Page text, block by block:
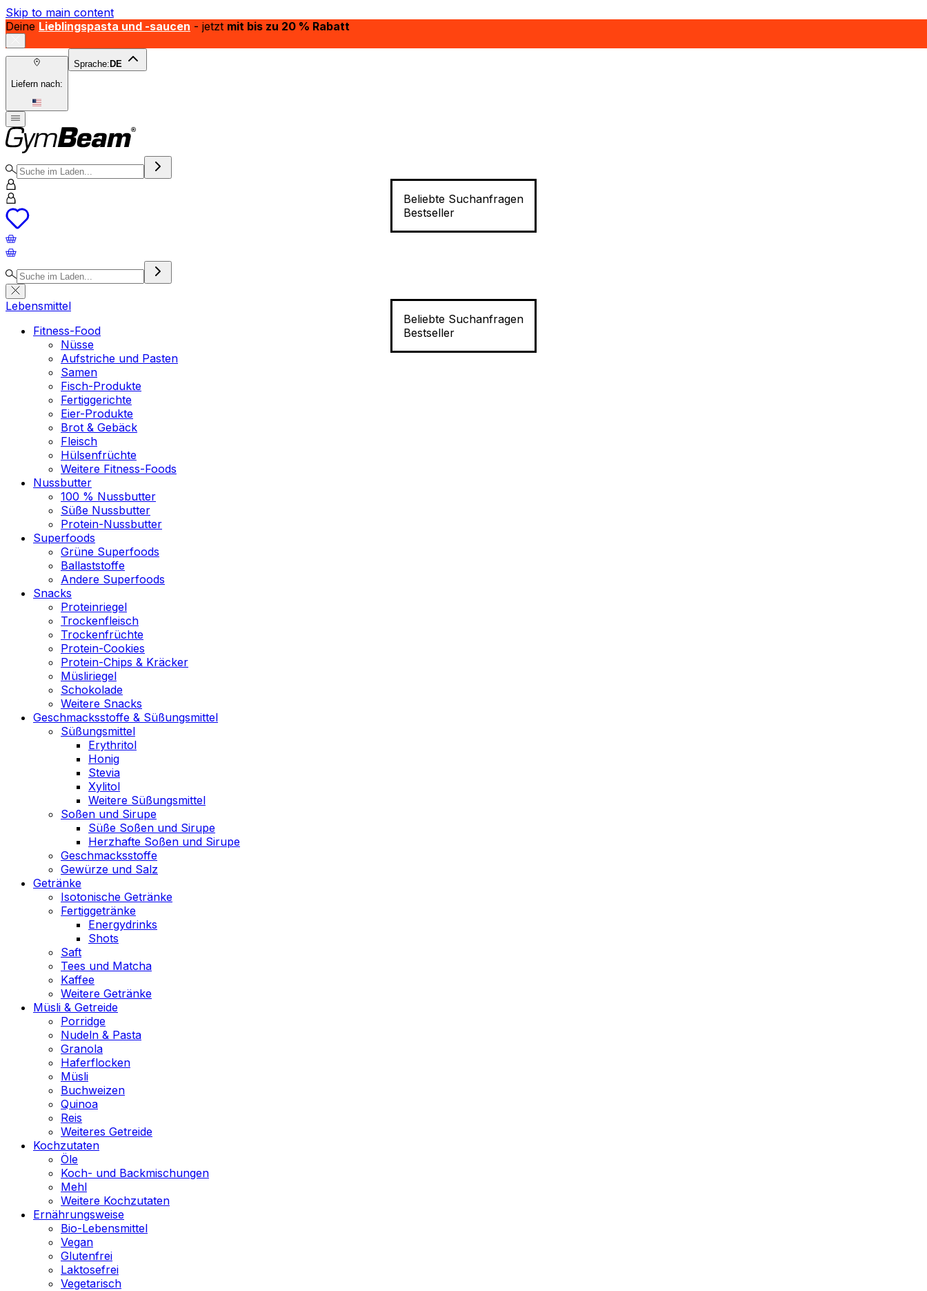
Skip to main content
Deine Lieblingspasta und -saucen - jetzt mit bis zu 20 % Rabatt
Liefern nach:
Sprache: DE
Beliebte Suchanfragen
Bestseller
Beliebte Suchanfragen
Bestseller
Lebensmittel
Fitness-Food
Nüsse
Aufstriche und Pasten
Samen
Fisch-Produkte
Fertiggerichte
Eier-Produkte
Brot & Gebäck
Fleisch
Hülsenfrüchte
Weitere Fitness-Foods
Nussbutter
100 % Nussbutter
Süße Nussbutter
Protein-Nussbutter
Superfoods
Grüne Superfoods
Ballaststoffe
Andere Superfoods
Snacks
Proteinriegel
Trockenfleisch
Trockenfrüchte
Protein-Cookies
Protein-Chips & Kräcker
Müsliriegel
Schokolade
Weitere Snacks
Geschmacksstoffe & Süßungsmittel
Süßungsmittel
Erythritol
Honig
Stevia
Xylitol
Weitere Süßungsmittel
Soßen und Sirupe
Süße Soßen und Sirupe
Herzhafte Soßen und Sirupe
Geschmacksstoffe
Gewürze und Salz
Getränke
Isotonische Getränke
Fertiggetränke
Energydrinks
Shots
Saft
Tees und Matcha
Kaffee
Weitere Getränke
Müsli & Getreide
Porridge
Nudeln & Pasta
Granola
Haferflocken
Müsli
Buchweizen
Quinoa
Reis
Weiteres Getreide
Kochzutaten
Öle
Koch- und Backmischungen
Mehl
Weitere Kochzutaten
Ernährungsweise
Bio-Lebensmittel
Vegan
Glutenfrei
Laktosefrei
Vegetarisch